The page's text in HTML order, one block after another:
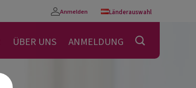
Anmelden
Konto
Länderauswahl
ÜBER UNS ANMELDUNG